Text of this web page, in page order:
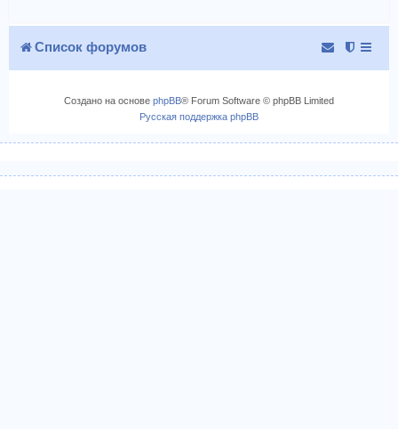
Список форумов
Создано на основе phpBB® Forum Software © phpBB Limited
Русская поддержка phpBB